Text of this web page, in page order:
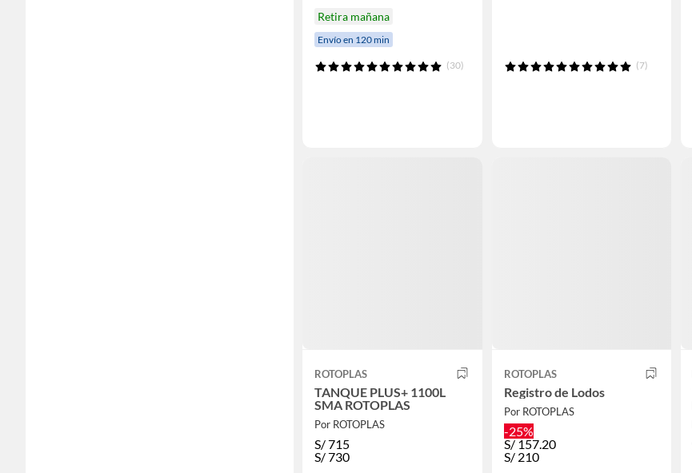
Retira mañana
Envío en 120 min
(30) (7)
ROTOPLAS
TANQUE PLUS+ 1100L
SMA ROTOPLAS
Por ROTOPLAS
S/715
S/730
ROTOPLAS
Registro de Lodos
Por ROTOPLAS
-25%
S/157.20
S/ 210